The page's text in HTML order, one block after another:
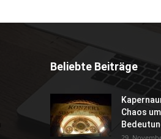
Beliebte Beiträge
Chaos